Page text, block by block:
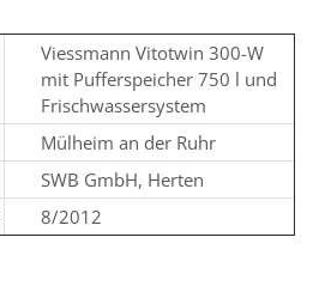
Viessmann Vitotwin 300-W
mit Pufferspeicher 750 l und
Frischwassersystem
Mülheim an der Ruhr
SWB GmbH, Herten
8/2012